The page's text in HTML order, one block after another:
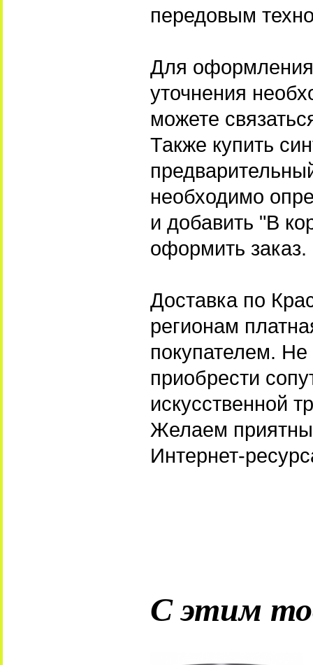
передовым
Для оформления
уточнения
можете
Также купить
необходимо
и добавить "В
оформить заказ.
Доставка по
регионам
покупателем. Не
приобрести
искусственной
Желаем
Интернет-
С этим